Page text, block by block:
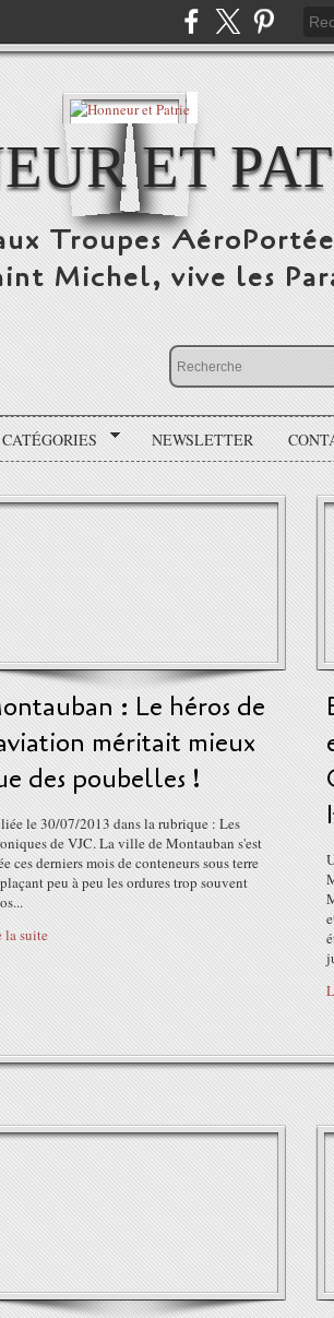
ET
Troupes
Michel, vive les
CATÉGORIES NEWSLETTER
: Le héros de
méritait mieux
des poubelles !
le 30/07/2013 dans la rubrique : Les
de VJC. La ville de Montauban s'est
ces derniers mois de conteneurs sous terre
peu à peu les ordures trop souvent
la suite